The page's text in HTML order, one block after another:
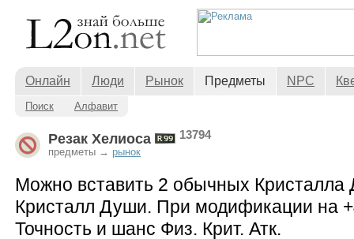
Онлайн Люди Рынок Предметы NPC
Поиск Алфавит
Резак Хелиоса 13794
предметы → рынок
Можно вставить 2 обычных
Кристалл Души. При модификации на
Точность и шанс Физ. Крит. Атк.